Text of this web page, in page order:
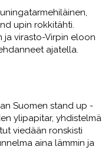
upin rokkitähti.
ja virasto-Virpin eloon
ajatella.
Suomen stand up -
ylipapitar, yhdistelmä
viedään ronskisti
aina lämmin ja